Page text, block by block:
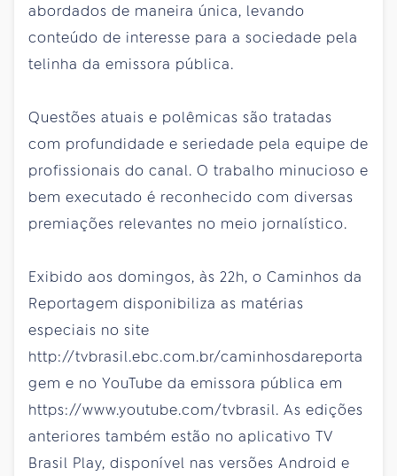
abordados de maneira única, levando
conteúdo de interesse para a sociedade pela
telinha da emissora pública.
Questões atuais e polêmicas são tratadas
com profundidade e seriedade pela equipe de
profissionais do canal. O trabalho minucioso e
bem executado é reconhecido com diversas
premiações relevantes no meio jornalístico.
Exibido aos domingos, às 22h, o Caminhos da
Reportagem disponibiliza as matérias
especiais no site
http://tvbrasil.ebc.com.br/caminhosdareporta
gem e no YouTube da emissora pública em
https://www.youtube.com/tvbrasil. As edições
anteriores também estão no aplicativo TV
Brasil Play, disponível nas versões Android e